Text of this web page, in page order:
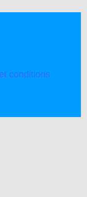
conditions